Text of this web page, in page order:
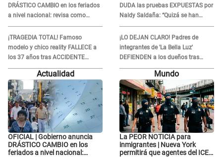
DRÁSTICO CAMBIO en los feriados
a nivel nacional: revisa como
quedarán los DÍAS LIBRES
¡TRAGEDIA TOTAL! Famoso
modelo y chico reality FALLECE a
los 37 años tras ACCIDENTE
durante la grabación de un
DUDA las pruebas EXPUESTAS por
Naldy Saldaña: “Quizá se han
editado...”
¡LO DEJAN CLARO! Padres de
integrantes de 'La Bella Luz'
DEFIENDEN a los dueños tras
denuncia: “Nunca vimos nada...”
Actualidad
OFICIAL | Gobierno anuncia
DRÁSTICO CAMBIO en los
feriados a nivel nacional:
Mundo
La PEOR NOTICIA para
inmigrantes | Nueva York
permitirá que agentes del ICE